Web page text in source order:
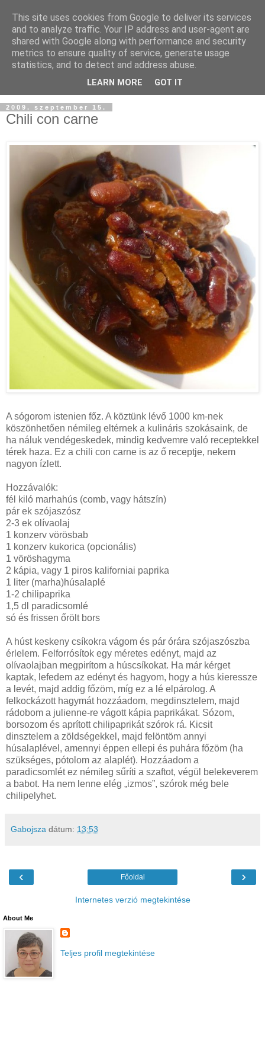
2009. szeptember 15.
Chili con carne
A sógorom istenien főz. A köztünk lévő 1000 km-nek
köszönhetően némileg eltérnek a kulináris szokásaink, de
ha náluk vendégeskedek, mindig kedvemre való receptekkel
térek haza. Ez a chili con carne is az ő receptje, nekem
nagyon ízlett.
Hozzávalók:
fél kiló marhahús (comb, vagy hátszín)
pár ek szójaszósz
2-3 ek olívaolaj
1 konzerv vörösbab
1 konzerv kukorica (opcionális)
1 vöröshagyma
2 kápia, vagy 1 piros kaliforniai paprika
1 liter (marha)húsalaplé
1-2 chilipaprika
1,5 dl paradicsomlé
só és frissen őrölt bors
A húst keskeny csíkokra vágom és pár órára szójaszószba
érlelem. Felforrósítok egy méretes edényt, majd az
olívaolajban megpirítom a húscsíkokat. Ha már kérget
kaptak, lefedem az edényt és hagyom, hogy a hús kieressze
a levét, majd addig főzöm, míg ez a lé elpárolog. A
felkockázott hagymát hozzáadom, megdinsztelem, majd
rádobom a julienne-re vágott kápia paprikákat. Sózom,
borsozom és aprított chilipaprikát szórok rá. Kicsit
dinsztelem a zöldségekkel, majd felöntöm annyi
húsalaplével, amennyi éppen ellepi és puhára főzöm (ha
szükséges, pótolom az alaplét). Hozzáadom a
paradicsomlét ez némileg sűríti a szaftot, végül belekeverem
a babot. Ha nem lenne elég „izmos”, szórok még bele
chilipelyhet.
Gabojsza dátum: 13:53
‹ ›
Főoldal
Internetes verzió megtekintése
About Me
Teljes profil megtekintése
This site uses cookies from Google to deliver its services
and to analyze traffic. Your IP address and user-agent are
shared with Google along with performance and security
metrics to ensure quality of service, generate usage
statistics, and to detect and address abuse.
LEARN MORE GOT IT